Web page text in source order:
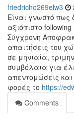
friedricho269elw3
Είναι γνωστό πως
αξιόπιστο
Σύγχρονη
απαιτήσεις του
σε μηνιαία,
συμβόλαια για
απεντομώσεις
φορές το https://
Comments